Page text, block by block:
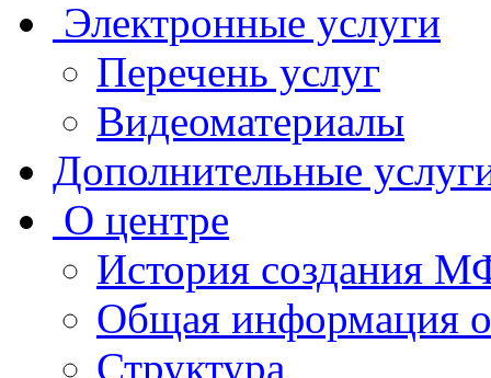
Электронные услуги
Перечень услуг
Видеоматериалы
Дополнительные
О центре
История создания
Общая
Структура